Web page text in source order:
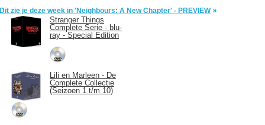
Dit zie je deze week in 'Neighbours: A New Chapter' - PREVIEW
Stranger Things
Complete Serie - blu-
ray - Special Edition
Lili en Marleen - De
Complete Collectie
(Seizoen 1 t/m 10)